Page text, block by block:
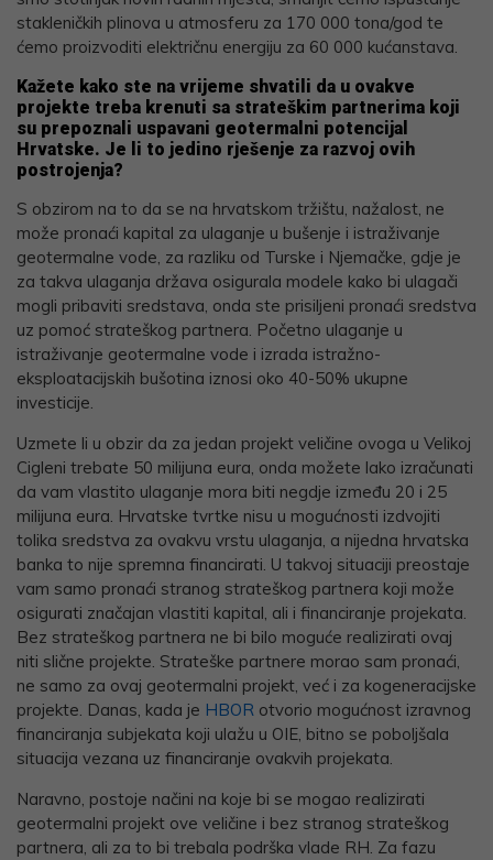
stakleničkih plinova u atmosferu za 170 000 tona/god te
ćemo proizvoditi električnu energiju za 60 000 kućanstava.
Kažete kako ste na vrijeme shvatili da u ovakve
projekte treba krenuti sa strateškim partnerima koji
su prepoznali uspavani geotermalni potencijal
Hrvatske. Je li to jedino rješenje za razvoj ovih
postrojenja?
S obzirom na to da se na hrvatskom tržištu, nažalost, ne
može pronaći kapital za ulaganje u bušenje i istraživanje
geotermalne vode, za razliku od Turske i Njemačke, gdje je
za takva ulaganja država osigurala modele kako bi ulagači
mogli pribaviti sredstava, onda ste prisiljeni pronaći sredstva
uz pomoć strateškog partnera. Početno ulaganje u
istraživanje geotermalne vode i izrada istražno-
eksploatacijskih bušotina iznosi oko 40-50% ukupne
investicije.
Uzmete li u obzir da za jedan projekt veličine ovoga u Velikoj
Cigleni trebate 50 milijuna eura, onda možete lako izračunati
da vam vlastito ulaganje mora biti negdje između 20 i 25
milijuna eura. Hrvatske tvrtke nisu u mogućnosti izdvojiti
tolika sredstva za ovakvu vrstu ulaganja, a nijedna hrvatska
banka to nije spremna financirati. U takvoj situaciji preostaje
vam samo pronaći stranog strateškog partnera koji može
osigurati značajan vlastiti kapital, ali i financiranje projekata.
Bez strateškog partnera ne bi bilo moguće realizirati ovaj
niti slične projekte. Strateške partnere morao sam pronaći,
ne samo za ovaj geotermalni projekt, već i za kogeneracijske
projekte. Danas, kada je HBOR otvorio mogućnost izravnog
financiranja subjekata koji ulažu u OIE, bitno se poboljšala
situacija vezana uz financiranje ovakvih projekata.
Naravno, postoje načini na koje bi se mogao realizirati
geotermalni projekt ove veličine i bez stranog strateškog
partnera, ali za to bi trebala podrška vlade RH. Za fazu